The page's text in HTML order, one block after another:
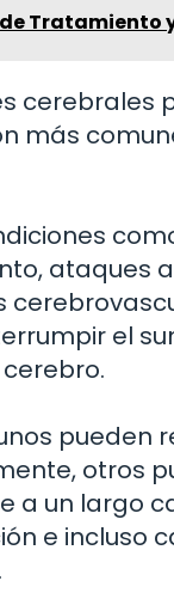
Tratamiento
cerebrales
más
ataques
el
pueden
otros
a un largo
e incluso